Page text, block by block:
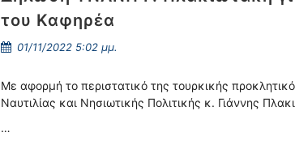
του Καφηρέα
01/11/2022 5:02 μμ.
Με αφορμή το περιστατικό της τουρκικής
Ναυτιλίας και Νησιωτικής Πολιτικής κ. Γιάννης
…